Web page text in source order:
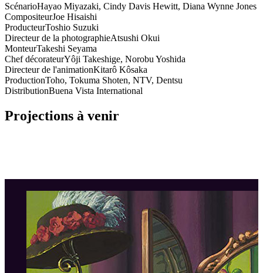
ScénarioHayao Miyazaki, Cindy Davis Hewitt, Diana Wynne Jones
CompositeurJoe Hisaishi
ProducteurToshio Suzuki
Directeur de la photographieAtsushi Okui
MonteurTakeshi Seyama
Chef décorateurYôji Takeshige, Norobu Yoshida
Directeur de l'animationKitarô Kôsaka
ProductionToho, Tokuma Shoten, NTV, Dentsu
DistributionBuena Vista International
Projections à venir